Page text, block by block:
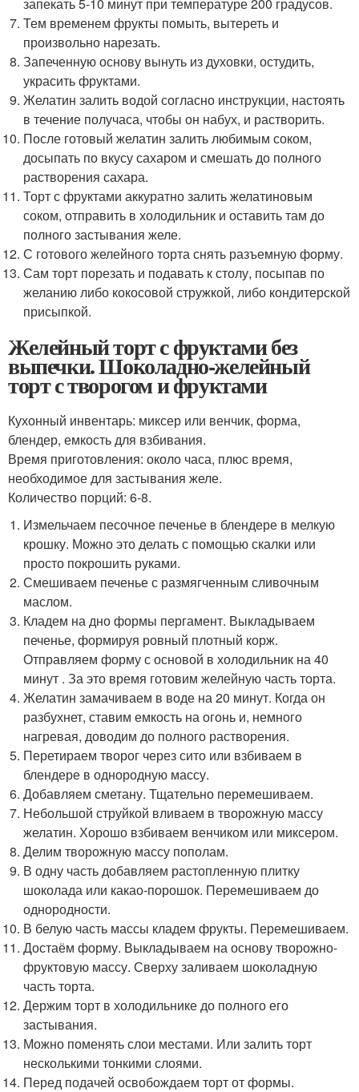
Тем временем фрукты помыть, вытереть и
произвольно нарезать.
Запеченную основу вынуть из духовки, остудить,
украсить фруктами.
Желатин залить водой согласно инструкции, настоять
в течение получаса, чтобы он набух, и растворить.
После готовый желатин залить любимым соком,
досыпать по вкусу сахаром и смешать до полного
растворения сахара.
Торт с фруктами аккуратно залить желатиновым
соком, отправить в холодильник и оставить там до
полного застывания желе.
С готового желейного торта снять разъемную форму.
Сам торт порезать и подавать к столу, посыпав по
желанию либо кокосовой стружкой, либо кондитерской
присыпкой.
Желейный торт с фруктами без
выпечки. Шоколадно-желейный
торт с творогом и фруктами
Кухонный инвентарь: миксер или венчик, форма,
блендер, емкость для взбивания.
Время приготовления: около часа, плюс время,
необходимое для застывания желе.
Количество порций: 6-8.
Измельчаем песочное печенье в блендере в мелкую
крошку. Можно это делать с помощью скалки или
просто покрошить руками.
Смешиваем печенье с размягченным сливочным
маслом.
Кладем на дно формы пергамент. Выкладываем
печенье, формируя ровный плотный корж.
Отправляем форму с основой в холодильник на 40
минут . За это время готовим желейную часть торта.
Желатин замачиваем в воде на 20 минут. Когда он
разбухнет, ставим емкость на огонь и, немного
нагревая, доводим до полного растворения.
Перетираем творог через сито или взбиваем в
блендере в однородную массу.
Добавляем сметану. Тщательно перемешиваем.
Небольшой струйкой вливаем в творожную массу
желатин. Хорошо взбиваем венчиком или миксером.
Делим творожную массу пополам.
В одну часть добавляем растопленную плитку
шоколада или какао-порошок. Перемешиваем до
однородности.
В белую часть массы кладем фрукты. Перемешиваем.
Достаём форму. Выкладываем на основу творожно-
фруктовую массу. Сверху заливаем шоколадную
часть торта.
Держим торт в холодильнике до полного его
застывания.
Можно поменять слои местами. Или залить торт
несколькими тонкими слоями.
Перед подачей освобождаем торт от формы.